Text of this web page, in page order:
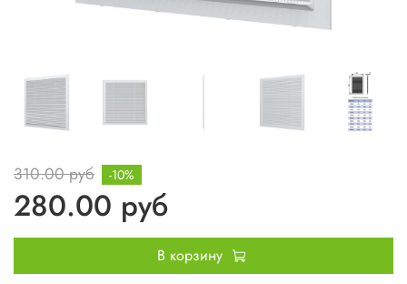
310.00 руб
280.00 руб
-10%
В корзину